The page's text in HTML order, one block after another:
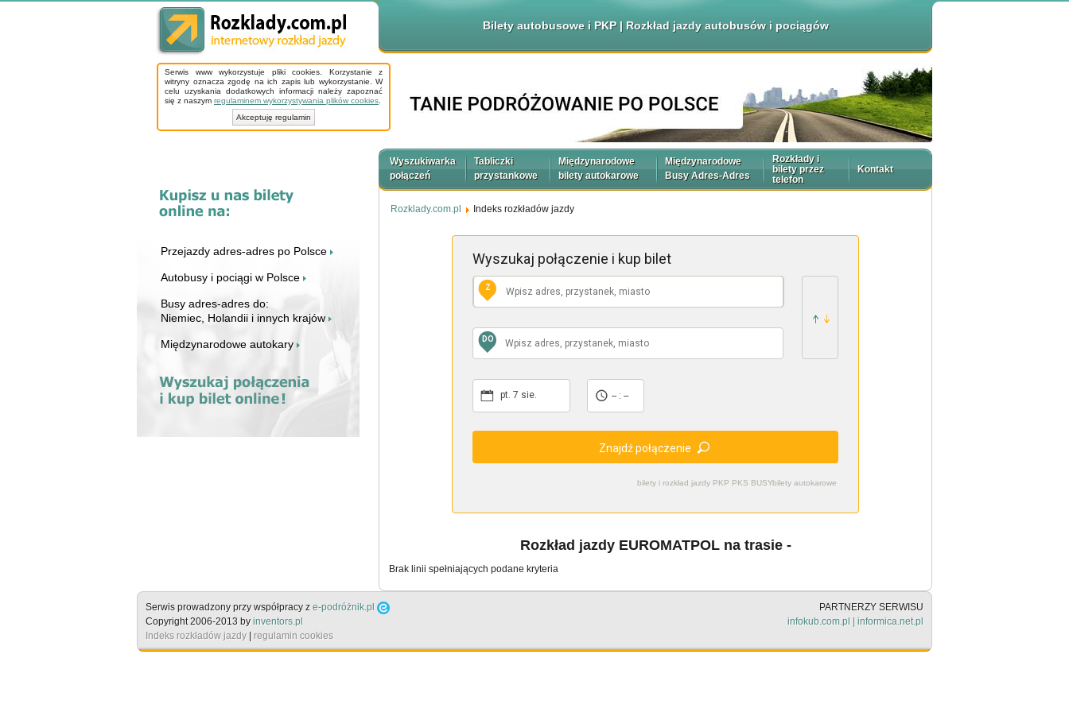
Bilety autobusowe i PKP | Rozkład jazdy autobusów i pociągów
Serwis www wykorzystuje pliki cookies. Korzystanie z
witryny oznacza zgodę na ich zapis lub wykorzystanie. W
celu uzyskania dodatkowych informacji należy zapoznać
się z naszym regulaminem wykorzystywania plików cookies
Akceptuję regulamin
Przejazdy adres-adres po Polsce
Autobusy i pociągi w Polsce
Busy adres-adres do:
Niemiec, Holandii i innych krajów
Międzynarodowe autokary
Wyszukiwarka
połączeń
Tabliczki
przystankowe
Międzynarodowe
bilety autokarowe
Międzynarodowe
Busy Adres-Adres
Rozkłady i
bilety przez
telefon
Kontakt
Rozklady.com.pl Indeks rozkładów jazdy
bilety i rozkład jazdy PKP PKS BUSYbilety autokarowe
Wyszukaj połączenie i kup bilet
Z
DO
pt. 7 sie. -- : --
Znajdź połączenie
Rozkład jazdy EUROMATPOL na trasie -
Brak linii spełniających podane kryteria
Serwis prowadzony przy współpracy z e-podróżnik.pl
Copyright 2006-2013 by inventors.pl
Indeks rozkładów jazdy
regulamin cookies
PARTNERZY SERWISU
infokub.com.pl
informica.net.pl